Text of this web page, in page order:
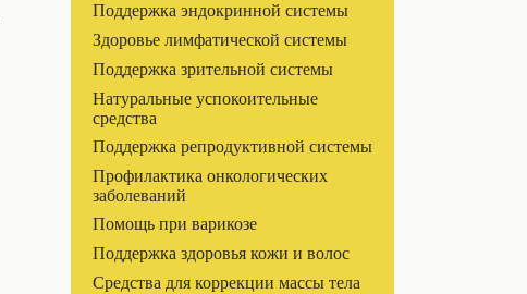
Поддержка эндокринной системы
Здоровье лимфатической системы
Поддержка зрительной системы
Натуральные успокоительные
средства
Поддержка репродуктивной системы
Профилактика онкологических
заболеваний
Помощь при варикозе
Поддержка здоровья кожи и волос
Средства для коррекции массы тела